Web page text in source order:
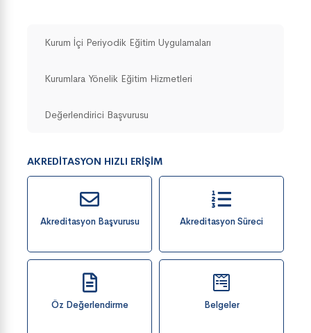
Kurum İçi Periyodik Eğitim Uygulamaları
Kurumlara Yönelik Eğitim Hizmetleri
Değerlendirici Başvurusu
AKREDITASYON HIZLI ERIŞIM
Akreditasyon Başvurusu Akreditasyon Süreci
Öz Değerlendirme Belgeler